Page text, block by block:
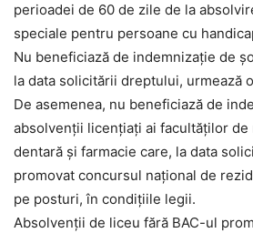
perioadei de 60 de zile de la
speciale pentru persoane cu
Nu beneficiază de indemnizaţie de
la data solicitării dreptului, urmează
De asemenea, nu beneficiază de
absolvenţii licenţiaţi ai facultăţilor de
dentară şi farmacie care, la data
promovat concursul naţional de
pe posturi, în condiţiile legii.
Absolvenții de liceu fără BAC-ul